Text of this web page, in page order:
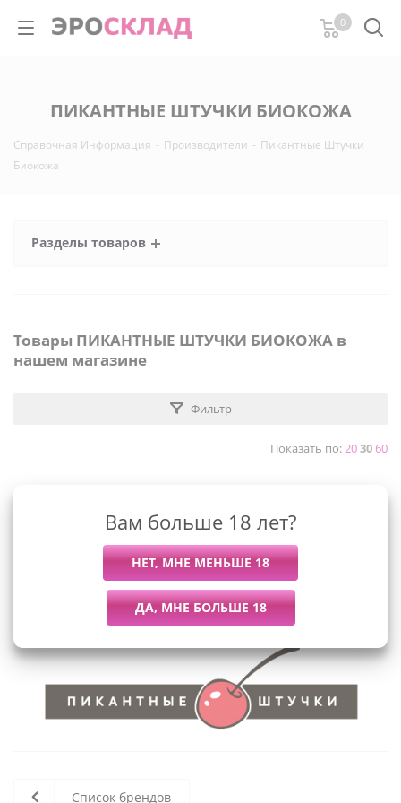
0
ПИКАНТНЫЕ ШТУЧКИ БИОКОЖА
Справочная Информация - Производители - Пикантные Штучки
Биокожа
Разделы товаров
Товары ПИКАНТНЫЕ ШТУЧКИ БИОКОЖА в
нашем магазине
Фильтр
Показать по:203060
К сожалению, раздел пуст
В данный момент нет активных
товаров
Список брендов
Вам больше 18 лет?